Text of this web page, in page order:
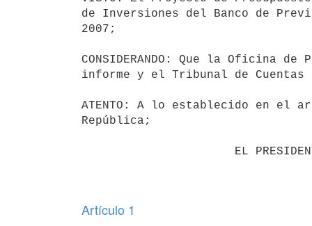
de Inversiones del Banco de
2007;
CONSIDERANDO: Que la Oficina
informe y el Tribunal de Cuentas
ATENTO: A lo establecido en el
República;
Artículo 1